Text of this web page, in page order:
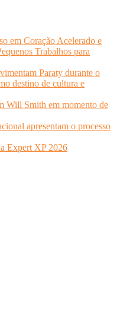
em Coração Acelerado e
Trabalhos para
Paraty durante o
destino de cultura e
Will Smith em momento de
apresentam o processo
Expert XP 2026